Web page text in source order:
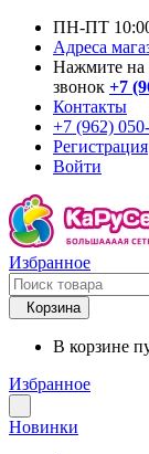
ПН-ПТ
Адреса
Нажмите на
звонок +7
Контакты
+7 (962)
Регистрация
Войти
Избранное
Корзина
В корзине
Избранное
Новинки